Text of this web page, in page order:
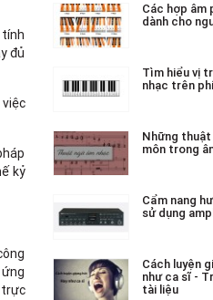
đủ
kỷ
trực
Các hợp âm
dành cho
Tìm hiểu vị
nhạc trên
Những
môn trong
Cẩm nang
sử dụng
Cách luyện
như ca sĩ -
tài liệu